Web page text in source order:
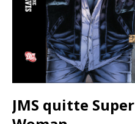
JMS quitte